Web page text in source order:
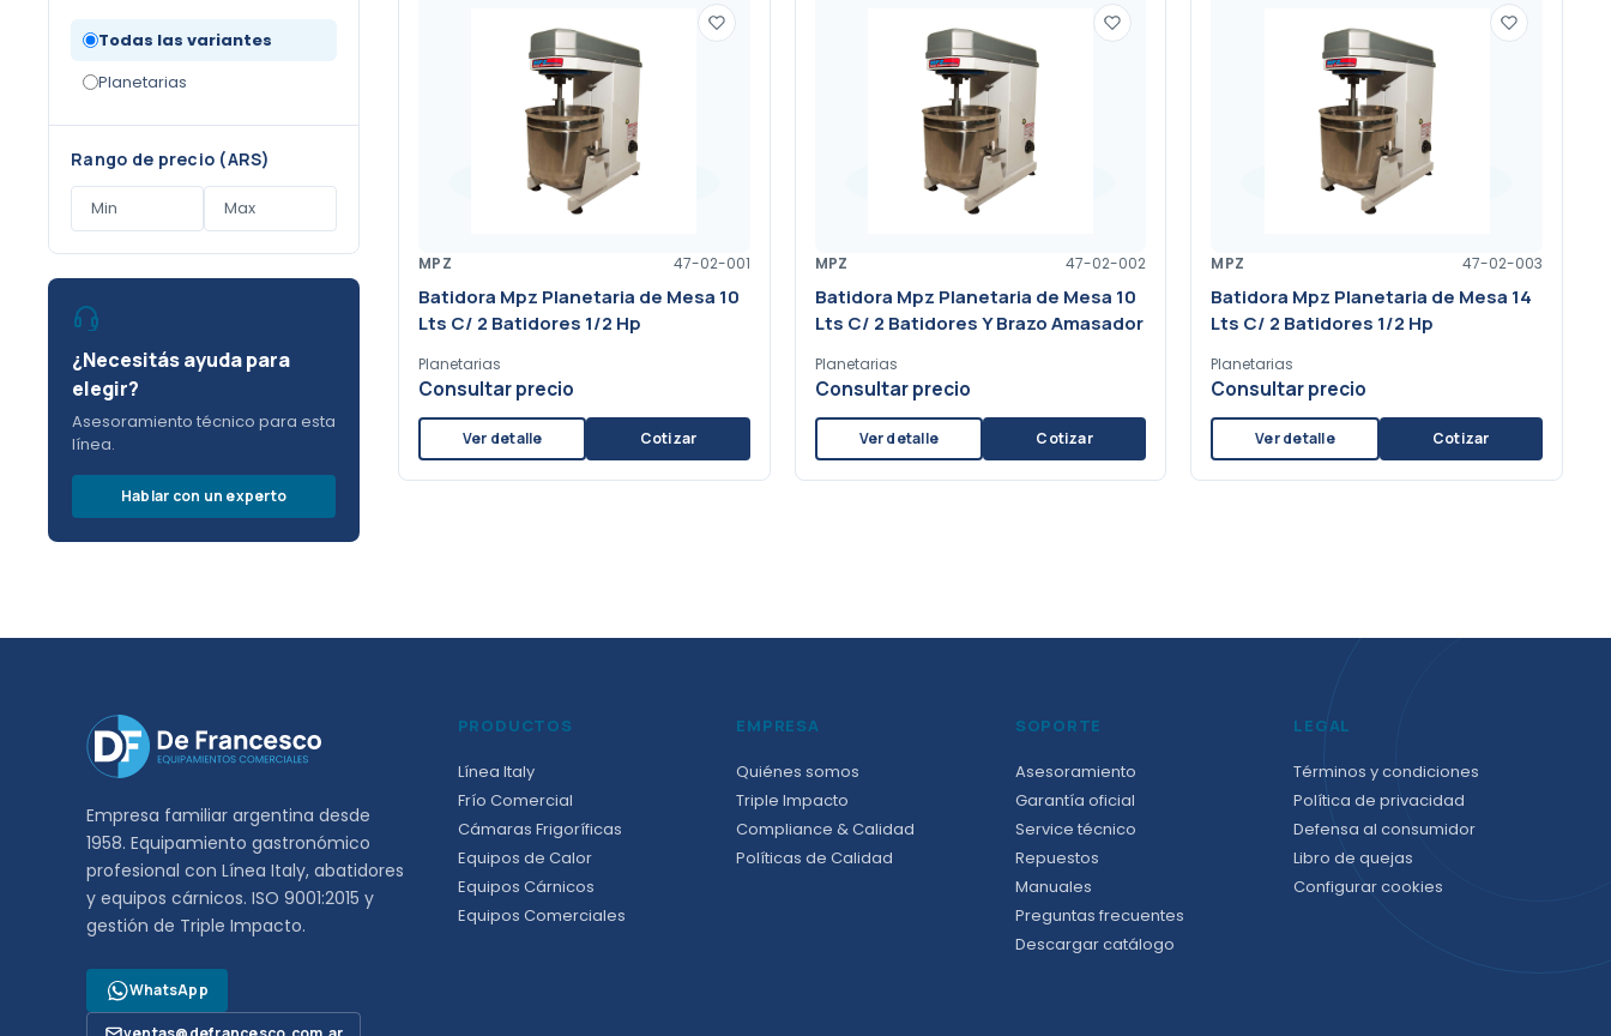
Todas las variantes
Planetarias
Rango de precio (ARS)
¿Necesitás ayuda para
elegir?
Asesoramiento técnico para esta
línea.
Hablar con un experto
MPZ 47-02-001
Batidora Mpz Planetaria de Mesa 10
Lts C/ 2 Batidores 1/2 Hp
Planetarias
Consultar precio
Ver detalle Cotizar
MPZ 47-02-002
Batidora Mpz Planetaria de Mesa 10
Lts C/ 2 Batidores Y Brazo Amasador
Planetarias
Consultar precio
Ver detalle Cotizar
MPZ 47-02-003
Batidora Mpz Planetaria de Mesa 14
Lts C/ 2 Batidores 1/2 Hp
Planetarias
Consultar precio
Ver detalle Cotizar
Empresa familiar argentina desde
1958. Equipamiento gastronómico
profesional con Línea Italy, abatidores
y equipos cárnicos. ISO 9001:2015 y
gestión de Triple Impacto.
WhatsApp
PRODUCTOS
Línea Italy
Frío Comercial
Cámaras Frigoríficas
Equipos de Calor
Equipos Cárnicos
Equipos Comerciales
EMPRESA
Quiénes somos
Triple Impacto
Compliance & Calidad
Políticas de Calidad
SOPORTE
Asesoramiento
Garantía oficial
Service técnico
Repuestos
Manuales
Preguntas frecuentes
Descargar catálogo
LEGAL
Términos y condiciones
Política de privacidad
Defensa al consumidor
Libro de quejas
Configurar cookies